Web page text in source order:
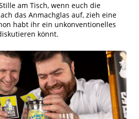
am Tisch, wenn euch die
das Anmachglas auf, zieh eine
habt ihr ein unkonventionelles
könnt.